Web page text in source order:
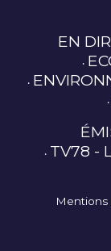
EN
TV78 -
Mentions